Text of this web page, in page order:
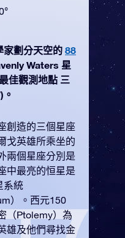
家劃分天空的 88
Waters 星
佳觀測地點 三
創造的三個星座
戈英雄所乘坐的
兩個星座分別是
中最亮的恒星是
系統
）。西元150
（Ptolemy）為
雄及他們尋找金